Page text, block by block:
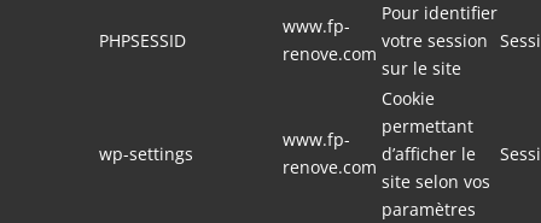
PHPSESSID
www.fp-
renove.com
Pour identifier
votre session
sur le site
wp-settings
www.fp-
renove.com
Cookie
permettant
d’afficher le
site selon vos
paramètres